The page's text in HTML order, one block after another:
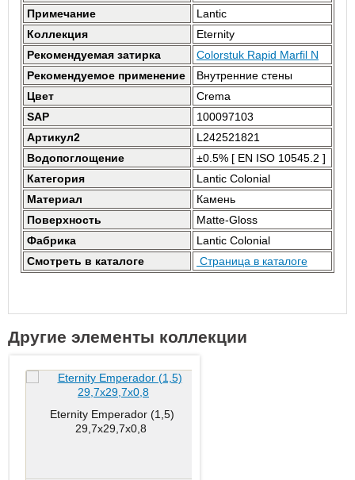
Примечание
Lantic
Коллекция
Eternity
Рекомендуемая затирка
Colorstuk Rapid Marfil N
Рекомендуемое применение
Внутренние стены
Цвет
Crema
SAP
100097103
Артикул2
L242521821
Водопоглощение
±0.5% [ EN ISO 10545.2 ]
Категория
Lantic Colonial
Материал
Камень
Поверхность
Matte-Gloss
Фабрика
Lantic Colonial
Смотреть в каталоге
Страница в каталоге
Другие элементы коллекции
Eternity Emperador (1,5)
29,7x29,7x0,8